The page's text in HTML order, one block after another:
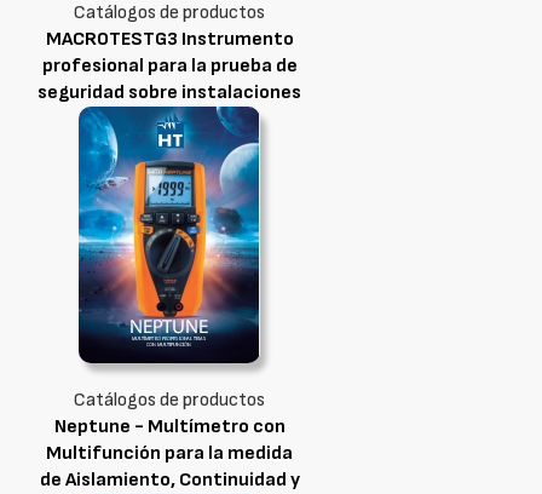
Catálogos de productos
MACROTESTG3 Instrumento
profesional para la prueba de
seguridad sobre instalaciones
domésticas e industriales con
conexión óptica/WiFI
Catálogos de productos
Neptune - Multímetro con
Multifunción para la medida
de Aislamiento, Continuidad y